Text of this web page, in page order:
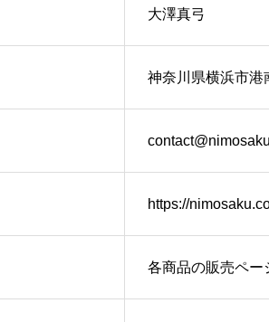
大澤真弓
神奈川県横浜市港
https://
各商品の販売ペー